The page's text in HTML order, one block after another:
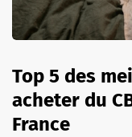
Top 5 des
acheter du
France